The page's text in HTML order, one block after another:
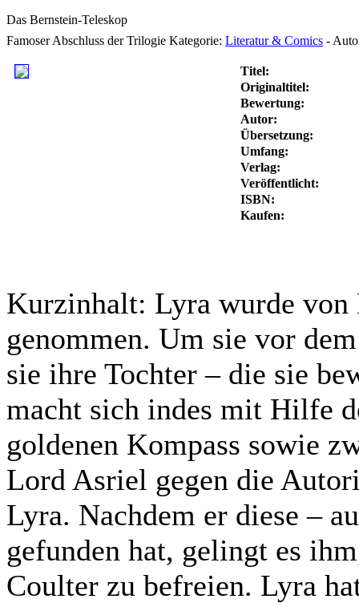
Das Bernstein-Teleskop
Famoser Abschluss der Trilogie Kategorie: Literatur & Comics -
Titel:
Originaltitel:
Bewertung:
Autor:
Übersetzung:
Umfang:
Verlag:
Veröffentlicht:
ISBN:
Kaufen:
Kurzinhalt: Lyra wurde von
genommen. Um sie vor
sie ihre Tochter – die sie
macht sich indes mit Hilfe
goldenen Kompass sowie
Lord Asriel gegen die
Lyra. Nachdem er diese –
gefunden hat, gelingt es
Coulter zu befreien. Lyra